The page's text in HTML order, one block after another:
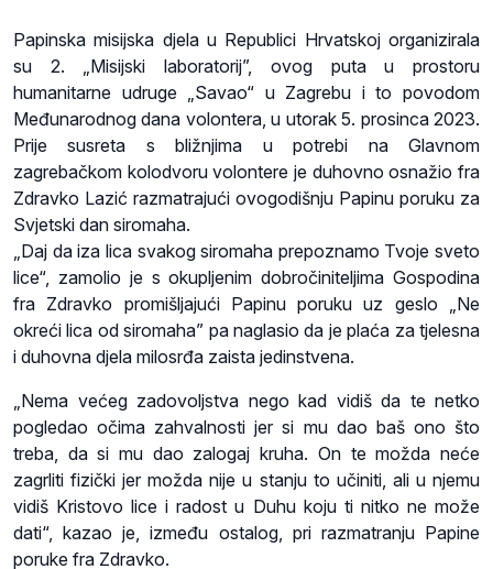
Papinska misijska djela u Republici Hrvatskoj organizirala
su 2. „Misijski laboratorij”, ovog puta u prostoru
humanitarne udruge „Savao“ u Zagrebu i to povodom
Međunarodnog dana volontera, u utorak 5. prosinca 2023.
Prije susreta s bližnjima u potrebi na Glavnom
zagrebačkom kolodvoru volontere je duhovno osnažio fra
Zdravko Lazić razmatrajući ovogodišnju Papinu poruku za
Svjetski dan siromaha.
„Daj da iza lica svakog siromaha prepoznamo Tvoje sveto
lice“, zamolio je s okupljenim dobročiniteljima Gospodina
fra Zdravko promišljajući Papinu poruku uz geslo „Ne
okreći lica od siromaha” pa naglasio da je plaća za tjelesna
i duhovna djela milosrđa zaista jedinstvena.
„Nema većeg zadovoljstva nego kad vidiš da te netko
pogledao očima zahvalnosti jer si mu dao baš ono što
treba, da si mu dao zalogaj kruha. On te možda neće
zagrliti fizički jer možda nije u stanju to učiniti, ali u njemu
vidiš Kristovo lice i radost u Duhu koju ti nitko ne može
dati“, kazao je, između ostalog, pri razmatranju Papine
poruke fra Zdravko.